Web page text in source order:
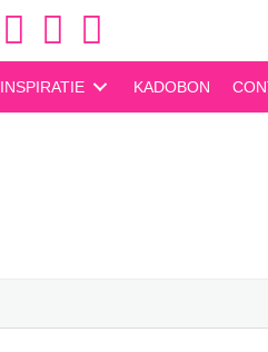
https://www.facebook.com/
https://
INSPIRATIE KADOBON